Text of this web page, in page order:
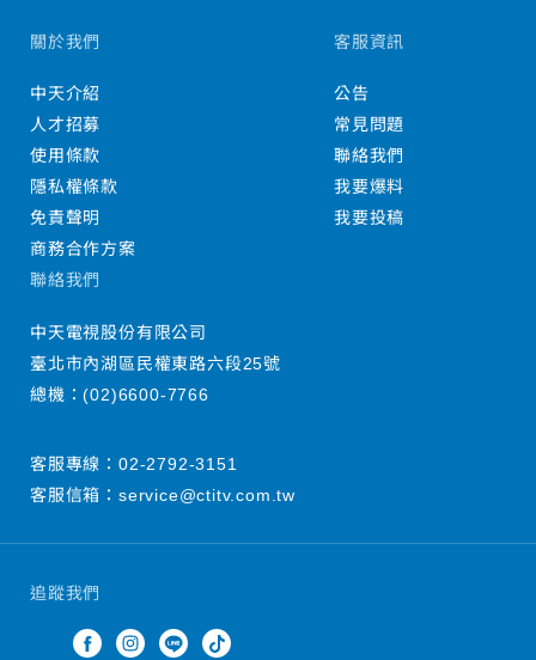
追蹤我們
關於我們
中天介紹
人才招募
使用條款
隱私權條款
免責聲明
商務合作方案
客服資訊
公告
常見問題
聯絡我們
我要爆料
我要投稿
聯絡我們
中天電視股份有限公司
臺北市內湖區民權東路六段25號
總機：(02)6600-7766
客服專線： 02-2792-3151
客服信箱： service@ctitv.com.tw